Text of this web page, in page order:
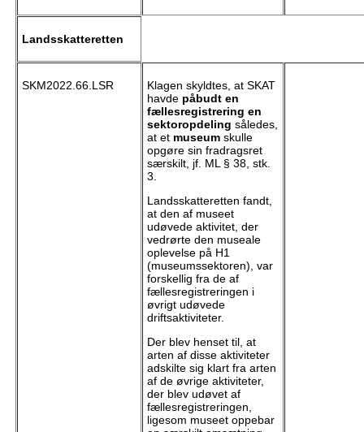
Landsskatteretten
SKM2022.66.LSR
Klagen skyldtes, at SKAT
havde påbudt en
fællesregistrering en
sektoropdeling således,
at et museumskulle
opgøre sin fradragsret
særskilt, jf. ML § 38, stk.
3.
Landsskatteretten fandt,
at den af museet
udøvede aktivitet, der
vedrørte den museale
oplevelse på H1
(museumssektoren), var
forskellig fra de af
fællesregistreringen i
øvrigt udøvede
driftsaktiviteter.
Der blev henset til, at
arten af disse aktiviteter
adskilte sig klart fra arten
af de øvrige aktiviteter,
der blev udøvet af
fællesregistreringen,
ligesom museet oppebar